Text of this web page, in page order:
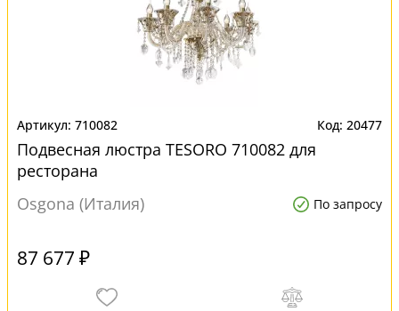
710082 20477
Подвесная люстра TESORO 710082 для
ресторана
Osgona (Италия)
По запросу
87 677 ₽